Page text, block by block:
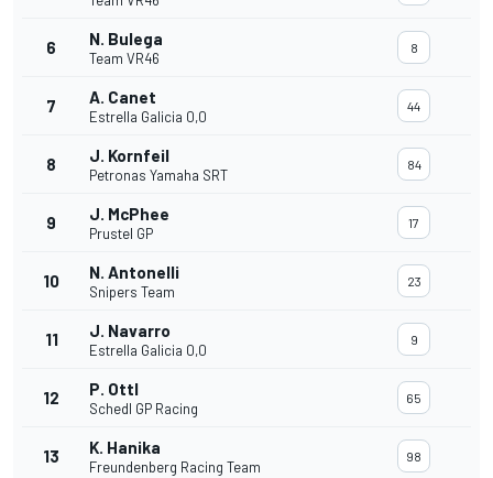
6 N. Bulega
Team VR46
8
7 A. Canet
Estrella Galicia 0,0
44
8 J. Kornfeil
Petronas Yamaha SRT
84
9 J. McPhee
Prustel GP
17
10 N. Antonelli
Snipers Team
23
11 J. Navarro
Estrella Galicia 0,0
9
12 P. Ottl
Schedl GP Racing
65
13 K. Hanika
Freundenberg Racing Team
98